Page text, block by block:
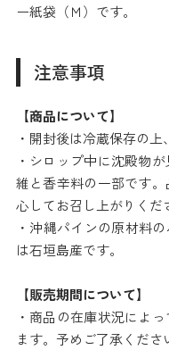
ー紙袋（Ｍ）です。
注意事項
【商品について】
・開封後は冷蔵保存の上
・シロップ中に沈殿物
維と香辛料の一部です
心してお召し上がりくだ
・沖縄パインの原材料
は石垣島産です。
【販売期間について】
・商品の在庫状況によ
ます。予めご了承くださ